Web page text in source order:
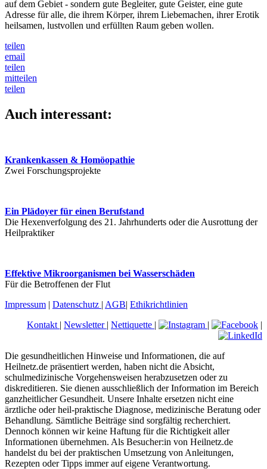
auf dem Gebiet - sondern gute Begleiter, gute Geister, eine gute
Adresse für alle, die ihrem Körper, ihrem Liebemachen, ihrer Erotik
heilsamen, lustvollen und erfüllten Raum geben wollen.
teilen
email
teilen
mitteilen
teilen
Auch interessant:
Krankenkassen & Homöopathie
Zwei Forschungsprojekte
Ein Plädoyer für einen Berufstand
Die Hexenverfolgung des 21. Jahrhunderts oder die Ausrottung der
Heilpraktiker
Effektive Mikroorganismen bei Wasserschäden
Für die Betroffenen der Flut
Impressum | Datenschutz | AGB| Ethikrichtlinien
Kontakt | Newsletter | Nettiquette | | |
Die gesundheitlichen Hinweise und Informationen, die auf
Heilnetz.de präsentiert werden, haben nicht die Absicht,
schulmedizinische Vorgehensweisen herabzusetzen oder zu
diskreditieren. Sie dienen ausschließlich der Information im Bereich
ganzheitlicher Gesundheit. Unsere Inhalte ersetzen nicht eine
ärztliche oder heil-praktische Diagnose, medizinische Beratung oder
Behandlung. Sämtliche Beiträge sind sorgfältig recherchiert.
Dennoch können wir keine Haftung für die Richtigkeit aller
Informationen übernehmen. Als Besucher:in von Heilnetz.de
handelst du bei der praktischen Umsetzung von Anleitungen,
Rezepten oder Tipps immer auf eigene Verantwortung.